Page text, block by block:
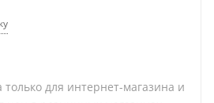
для интернет-магазина и